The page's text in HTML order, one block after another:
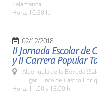
Salamanca
Hora: 10:30 h.
02/12/2018
II Jornada Escolar de
y II Carrera Popular
Aldehuela de la Bóveda
Lugar: Finca de Castro
Hora: 11.00 y 13:00 h.